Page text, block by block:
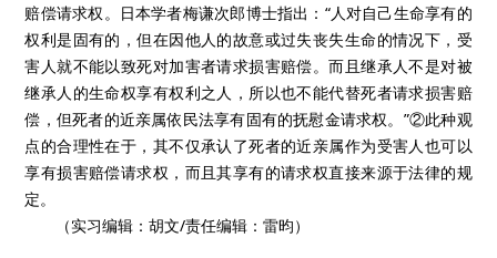
赔偿请求权。日本学者梅谦次郎博士指出：“人对自己生命享有的
权利是固有的，但在因他人的故意或过失丧失生命的情况下，受
害人就不能以致死对加害者请求损害赔偿。而且继承人不是对被
继承人的生命权享有权利之人，所以也不能代替死者请求损害赔
偿，但死者的近亲属依民法享有固有的抚慰金请求权。”②此种观
点的合理性在于，其不仅承认了死者的近亲属作为受害人也可以
享有损害赔偿请求权，而且其享有的请求权直接来源于法律的规
定。
（实习编辑：胡文/责任编辑：雷昀）